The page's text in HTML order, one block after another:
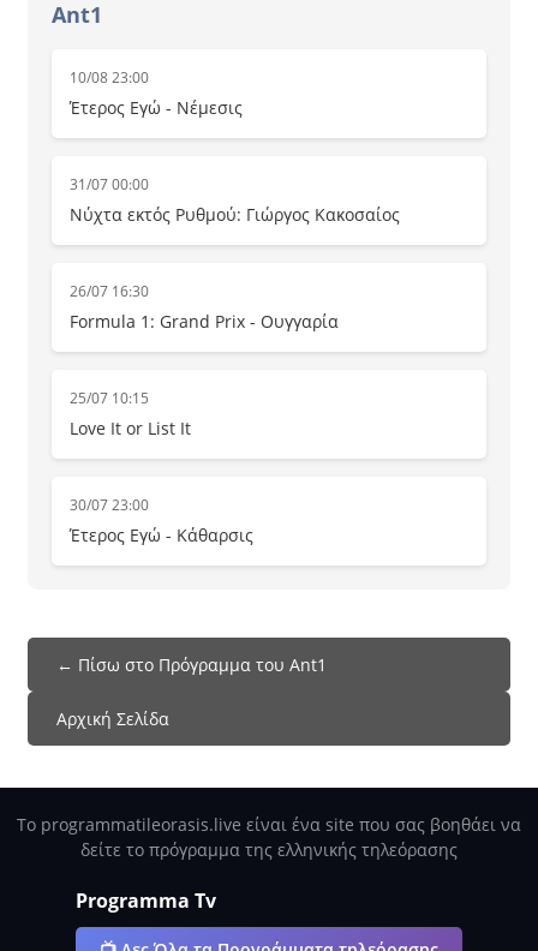
Ant1
10/08 23:00
Έτερος Εγώ - Νέμεσις
31/07 00:00
Νύχτα εκτός Ρυθμού: Γιώργος Κακοσαίος
26/07 16:30
Formula 1: Grand Prix - Ουγγαρία
25/07 10:15
Love It or List It
30/07 23:00
Έτερος Εγώ - Κάθαρσις
← Πίσω στο Πρόγραμμα του Ant1
Αρχική Σελίδα
Το programmatileorasis.live είναι ένα site που σας βοηθάει να
δείτε το πρόγραμμα της ελληνικής τηλεόρασης
Programma Tv